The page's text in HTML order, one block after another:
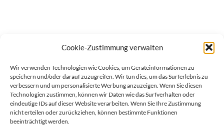
Cookie-Zustimmung verwalten
Wir verwenden Technologien wie Cookies, um Geräteinformationen zu
speichern und/oder darauf zuzugreifen. Wir tun dies, um das Surferlebnis zu
verbessern und um personalisierte Werbung anzuzeigen. Wenn Sie diesen
Technologien zustimmen, können wir Daten wie das Surfverhalten oder
eindeutige IDs auf dieser Website verarbeiten. Wenn Sie Ihre Zustimmung
nicht erteilen oder zurückziehen, können bestimmte Funktionen
beeinträchtigt werden.